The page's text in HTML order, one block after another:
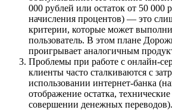
000 рублей или остаток от 50 000
начисления процентов) — это
критерии, которые может
пользователь. В этом плане
проигрывает аналогичным
Проблемы при работе с онлайн-
клиенты часто сталкиваются с
использовании интернет-банка
отображение остатка,
совершении денежных переводов).